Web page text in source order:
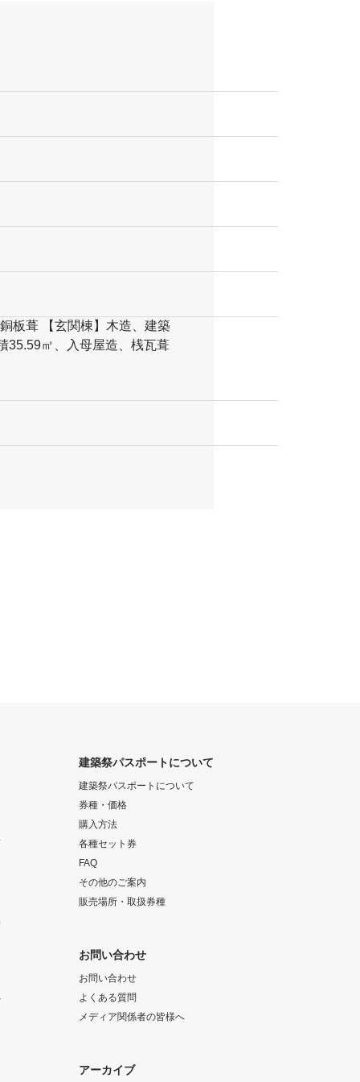
板葺 【玄関棟】木造、建築
35.59㎡、入母屋造、桟瓦葺
建築祭パスポートについて
建築祭パスポートについて
券種・価格
購入方法
各種セット券
FAQ
その他のご案内
販売場所・取扱券種
お問い合わせ
お問い合わせ
よくある質問
メディア関係者の皆様へ
アーカイブ